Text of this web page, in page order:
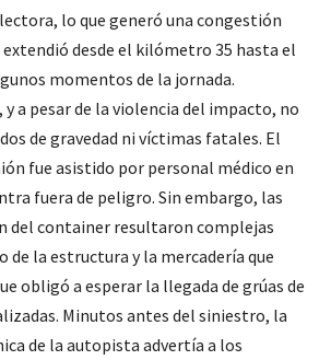
lo que generó una congestión
desde el kilómetro 35 hasta el
momentos de la jornada.
a pesar de la violencia del impacto, no
de gravedad ni víctimas fatales. El
fue asistido por personal médico en
fuera de peligro. Sin embargo, las
del container resultaron complejas
de la estructura y la mercadería que
obligó a esperar la llegada de grúas de
Minutos antes del siniestro, la
de la autopista advertía a los